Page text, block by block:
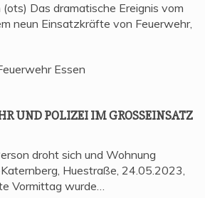
Das dramatische Ereignis vom
neun Einsatzkräfte von Feuerwehr,
UND POLI­ZEI IM GROSSEINSATZ
droht sich und Wohnung
Huestraße, 24.05.2023,
Vormittag wurde…